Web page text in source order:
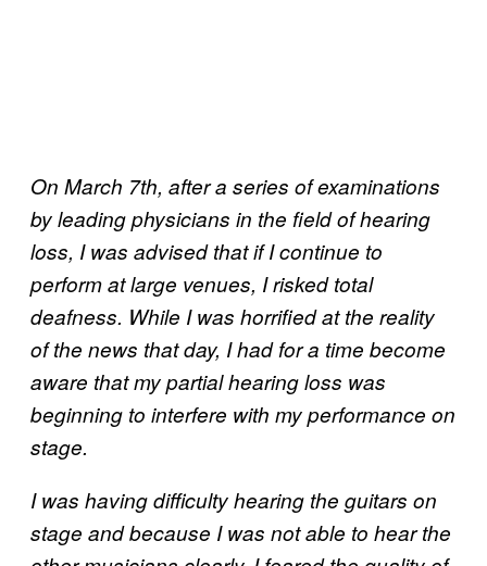
On March 7th, after a series of examinations
by leading physicians in the field of hearing
loss, I was advised that if I continue to
perform at large venues, I risked total
deafness. While I was horrified at the reality
of the news that day, I had for a time become
aware that my partial hearing loss was
beginning to interfere with my performance on
stage.
I was having difficulty hearing the guitars on
stage and because I was not able to hear the